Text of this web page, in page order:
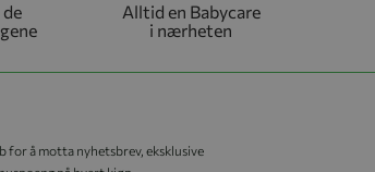
Alltid en Babycare
i nærheten
for å motta nyhetsbrev, eksklusive